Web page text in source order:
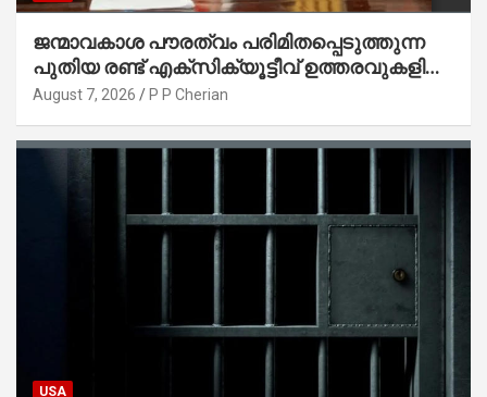
ജന്മാവകാശ പൗരത്വം പരിമിതപ്പെടുത്തുന്ന
പുതിയ രണ്ട് എക്സിക്യൂട്ടീവ് ഉത്തരവുകളിൽ
ട്രംപ് ഒപ്പുവെച്ചു
August 7, 2026 P P Cherian
USA